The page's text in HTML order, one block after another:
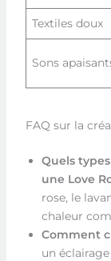
Textiles doux
Sons
FAQ sur la
Quels
une Love
rose, le
chaleur
Comment
un